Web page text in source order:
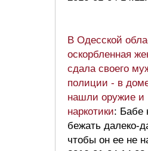
В Одесской
оскорбленная
сдала своего
полиции - в
нашли оружие и
наркотики: Бабе
бежать далеко-
чтобы он ее не